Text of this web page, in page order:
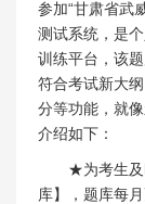
参加“甘肃省武
测试系统，是
训练平台，该
符合考试新大
分等功能，就
介绍如下：
★为考生及
库】，题库每